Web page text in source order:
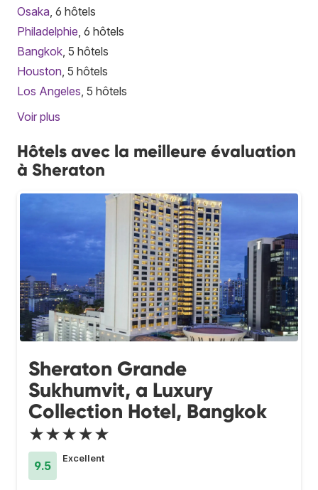
Osaka , 6 hôtels
Philadelphie , 6 hôtels
Bangkok , 5 hôtels
Houston , 5 hôtels
Los Angeles , 5 hôtels
Voir plus
Hôtels avec la meilleure évaluation
à Sheraton
Sheraton Grande
Sukhumvit, a Luxury
Collection Hotel, Bangkok
★★★★★
9.5
Excellent